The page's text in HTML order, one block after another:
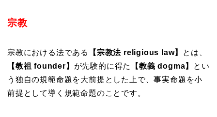
宗教
宗教における法である 【宗教法 religious law】
とは、
【教祖 founder】 が先験的に得た 【教義 dogma】
とい
う独自の規範命題を大前提とした上で、事実命題を小
前提として導く規範命題のことです。